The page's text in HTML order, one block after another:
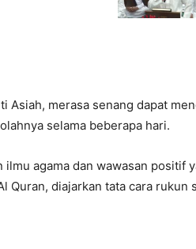
Asiah, merasa senang dapat
selama beberapa hari.
agama dan wawasan positif
Quran, diajarkan tata cara rukun